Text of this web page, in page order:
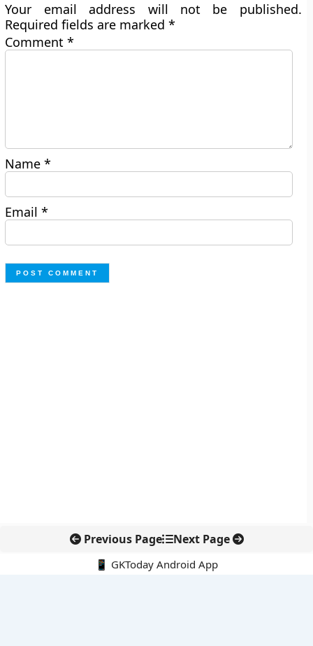
Your email address will not be published.
Required fields are marked*
Comment*
Name*
Email*
Previous Page Next Page
📱 GKToday Android App